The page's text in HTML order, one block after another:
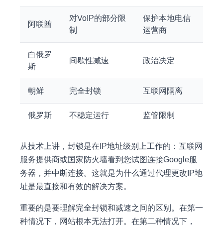
阿联酋
对VoIP的部分限
制
保护本地电信
运营商
白俄罗
斯
间歇性减速 政治决定
朝鲜 完全封锁 互联网隔离
俄罗斯 不稳定运行 监管限制
从技术上讲，封锁是在IP地址级别上工作的：互联网
服务提供商或国家防火墙看到您试图连接Google服
务器，并中断连接。这就是为什么通过代理更改IP地
址是最直接和有效的解决方案。
重要的是要理解完全封锁和减速之间的区别。在第一
种情况下，网站根本无法打开。在第二种情况下，